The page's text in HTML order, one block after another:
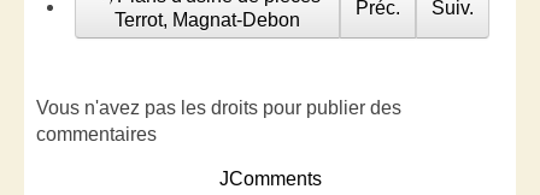
Terrot, Magnat-Debon
Préc. Suiv.
Vous n'avez pas les droits pour publier des
commentaires
JComments